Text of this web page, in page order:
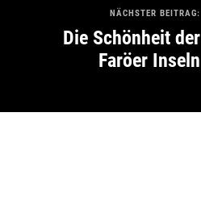
NÄCHSTER BEITRAG:
Die Schönheit der
Faröer Inseln